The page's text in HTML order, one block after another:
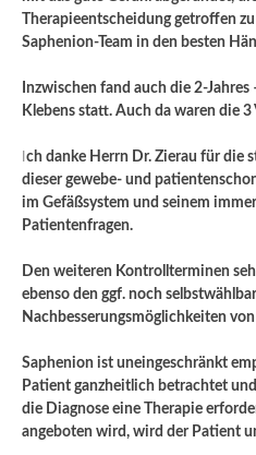
Therapieentscheidung getroffen
Saphenion-Team in den besten
Inzwischen fand auch die 2-
Klebens statt. Auch da waren die 3
ch danke Herrn Dr. Zierau für die
dieser gewebe- und
im Gefäßsystem und seinem
Patientenfragen.
Den weiteren Kontrollterminen
ebenso den ggf. noch
Nachbesserungsmöglichkeiten
Saphenion ist uneingeschränkt
Patient ganzheitlich betrachtet
die Diagnose eine Therapie
angeboten wird, wird der Patient